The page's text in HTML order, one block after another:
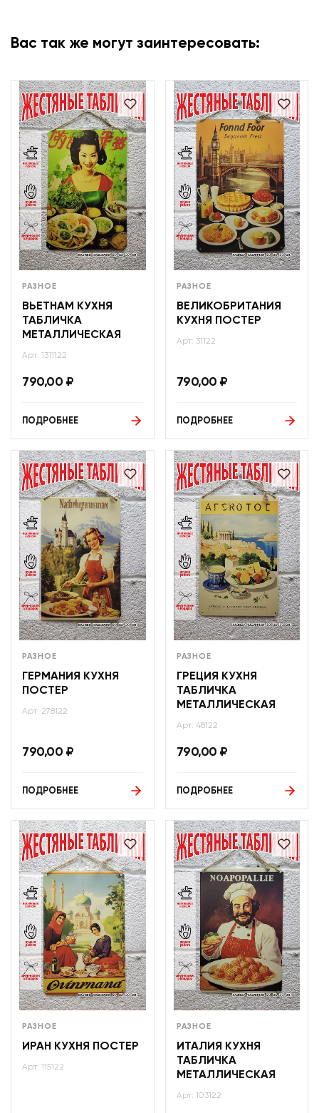
Вас так же могут заинтересовать:
РАЗНОЕ
ВЬЕТНАМ КУХНЯ
ТАБЛИЧКА
МЕТАЛЛИЧЕСКАЯ
Арт: 1311122
790,00 ₽
ПОДРОБНЕЕ
РАЗНОЕ
ВЕЛИКОБРИТАНИЯ
КУХНЯ ПОСТЕР
Арт: 31122
790,00 ₽
ПОДРОБНЕЕ
РАЗНОЕ
ГЕРМАНИЯ КУХНЯ
ПОСТЕР
Арт: 278122
790,00 ₽
ПОДРОБНЕЕ
РАЗНОЕ
ГРЕЦИЯ КУХНЯ
ТАБЛИЧКА
МЕТАЛЛИЧЕСКАЯ
Арт: 48122
790,00 ₽
ПОДРОБНЕЕ
РАЗНОЕ
ИРАН КУХНЯ ПОСТЕР
Арт: 115122
РАЗНОЕ
ИТАЛИЯ КУХНЯ
ТАБЛИЧКА
МЕТАЛЛИЧЕСКАЯ
Арт: 103122